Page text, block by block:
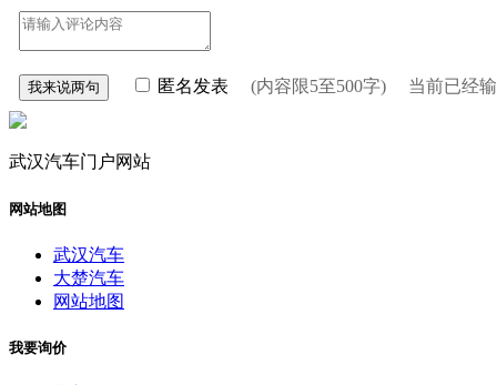
匿名发表 (内容限5至500字) 当前已经
武汉汽车门户网站
网站地图
武汉汽车
大楚汽车
网站地图
我要询价